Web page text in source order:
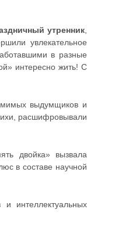
утренник
увлекательное
в разные
интересно жить! С
выдумщиков и
расшифровывали
двойка» вызвала
в составе научной
интеллектуальных